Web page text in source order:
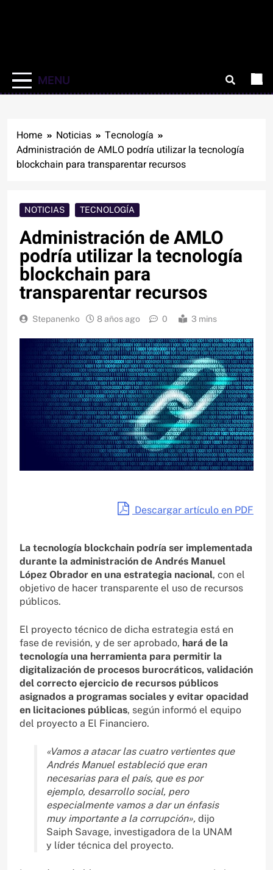
MENU
Home Noticias
Tecnología
Administración de AMLO podría utilizar la tecnología
blockchain para transparentar recursos
NOTICIAS TECNOLOGÍA
Administración de AMLO
podría utilizar la tecnología
blockchain para
transparentar recursos
Stepanenko 8 años ago 0 3 mins
Descargar artículo en PDF
La tecnología blockchain podría ser implementada
durante la administración de Andrés Manuel
López Obrador en una estrategia nacional, con el
objetivo de hacer transparente el uso de recursos
públicos.
El proyecto técnico de dicha estrategia está en
fase de revisión, y de ser aprobado, hará de la
tecnología una herramienta para permitir la
digitalización de procesos burocráticos, validación
del correcto ejercicio de recursos públicos
asignados a programas sociales y evitar opacidad
en licitaciones públicas, según informó el equipo
del proyecto a El Financiero.
«Vamos a atacar las cuatro vertientes que
Andrés Manuel estableció que eran
necesarias para el país, que es por
ejemplo, desarrollo social, pero
especialmente vamos a dar un énfasis
muy importante a la corrupción», dijo
Saiph Savage, investigadora de la UNAM
y líder técnica del proyecto.